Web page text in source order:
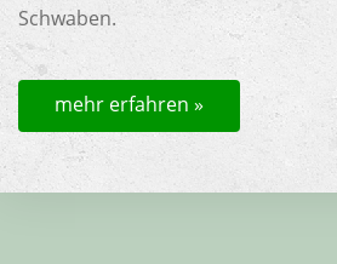
Schwaben.
mehr erfahren »